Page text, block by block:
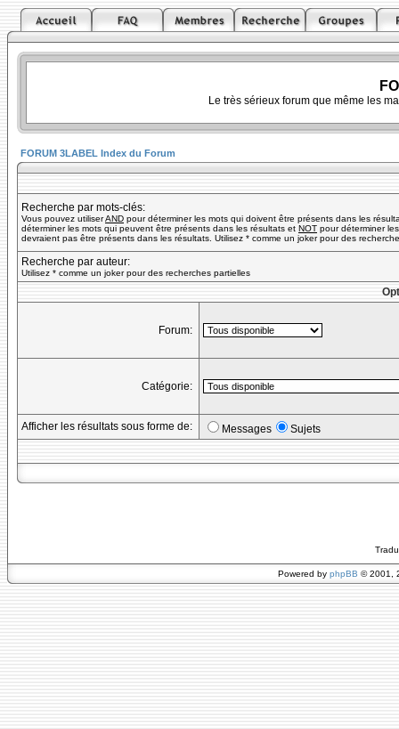
Le très sérieux forum que même les
FORUM 3LABEL Index du Forum
Recherche par mots-clés:
Vous pouvez utiliserAND pour déterminer les mots qui doivent être présents dans les
déterminer les mots qui peuvent être présents dans les résultats et NOT pour déterminer
devraient pas être présents dans les résultats. Utilisez * comme un joker pour des
Recherche par auteur:
Utilisez * comme un joker pour des recherches partielles
Forum:
Catégorie:
Afficher les résultats sous forme de: Messages Sujets
Powered by phpBB © 2001,